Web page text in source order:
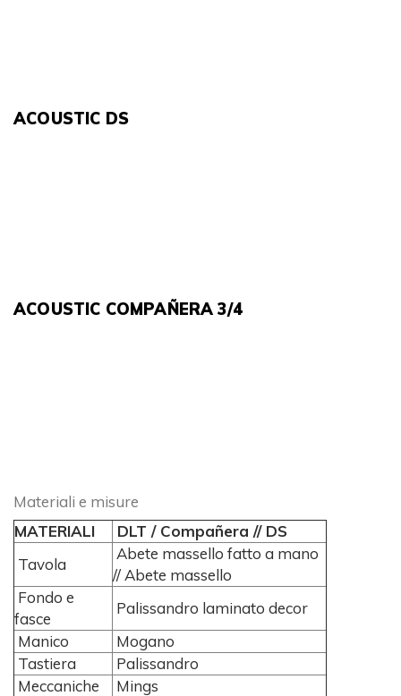
ACOUSTIC DS
ACOUSTIC COMPAÑERA 3/4
Materiali e misure
MATERIALI
DLT / Compañera // DS
Tavola
Abete massello fatto a mano
// Abete massello
Fondo e
fasce
Palissandro laminato decor
Manico
Mogano
Tastiera
Palissandro
Meccaniche
Mings